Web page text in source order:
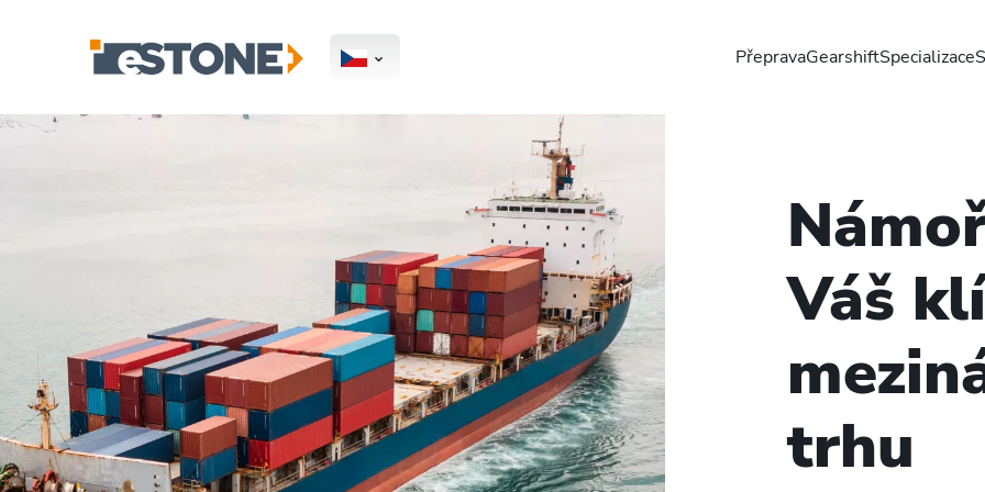
PřepravaGearshiftSpecializace
LCL sběrná služba
do/z USA
Využijteakční podmínkyna zajištění rychlé a spolehlivě fungující
Váš
trhu